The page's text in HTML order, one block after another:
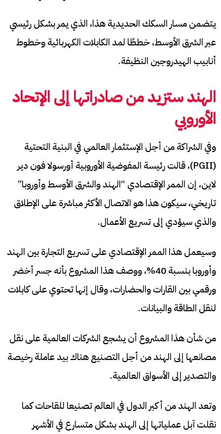
يتضمن مسار السكك الحديدية هذا، الذي يمر بشكل رئيسي
عبر الشرق الأوسط، خططًا لمد الكابلات الكهربائية وخطوط
أنابيب الهيدروجين النظيفة.
الهند ستزيد من صادراتها إلى الإتحاد
الأوروبي
وفي الشراكة من أجل الإستثمار العالمي في البنية التحتية
(PGII)، قالت رئيسة المفوضية الأوروبية أورسولا فون دير
لاين، إن الممر الإقتصادي “الهند والشرق الأوسط وأوروبا”
تاريخي، سيكون هذا هو الاتصال الأكثر مباشرة على الإطلاق
والذي سيؤدي إلى تسريع الأعمال.
وسيعمل هذا الممر الإقتصادي على تسريع التجارة بين الهند
وأوروبا بنسبة 40%، ووصف هذا المشروع بأنه جسر أخضر
ورقمي بين القارات والحضارات، وقال إنها تحتوي على كابلات
لنقل الطاقة والبيانات.
من شأن هذا المشروع أن يشجع الشركات العالمية على نقل
مصانعها إلى الهند من أجل التصنيع هناك بيد عاملة رخيصة
والتصدير إلى الأسواق العالمية.
وتعد الهند من أكبر الدول في العالم تصنيعا للقاحات كما
نقلت آبل عملياتها إلى الهند بشكل متسارع في الأشهر